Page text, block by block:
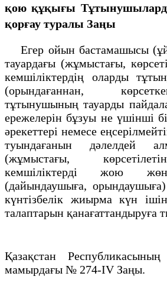
қою құқығы
қорғау туралы Заңы
Егер ойын бастамашысы
тауардағы (жұмыстағы,
кемшіліктердің оларды
(орындағаннан,
тұтынушының тауарды
ережелерін бұзуы не үшінші
әрекеттері немесе
туындағанын дәлелдей
(жұмыстағы,
кемшіліктерді жою
(дайындаушыға,
күнтізбелік жиырма күн
талаптарын қанағаттандыруға
Қазақстан
мамырдағы № 274-IV Заңы.